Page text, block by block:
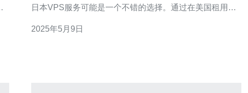
日本VPS服务可能是一个不错的选择。通过在美国租用
以实现更稳定、更快速的网络连接。 在选择美国VPS提供
2025年5月9日